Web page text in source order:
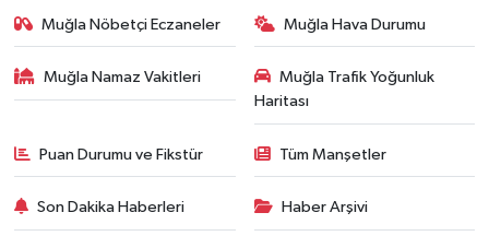
Muğla Nöbetçi Eczaneler Muğla Hava Durumu
Muğla Namaz Vakitleri
Muğla Trafik Yoğunluk
Haritası
Puan Durumu ve Fikstür Tüm Manşetler
Son Dakika Haberleri Haber Arşivi